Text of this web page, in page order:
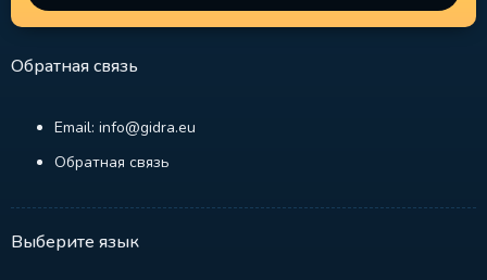
Обратная связь
Email: info@gidra.eu
Обратная связь
Выберите язык